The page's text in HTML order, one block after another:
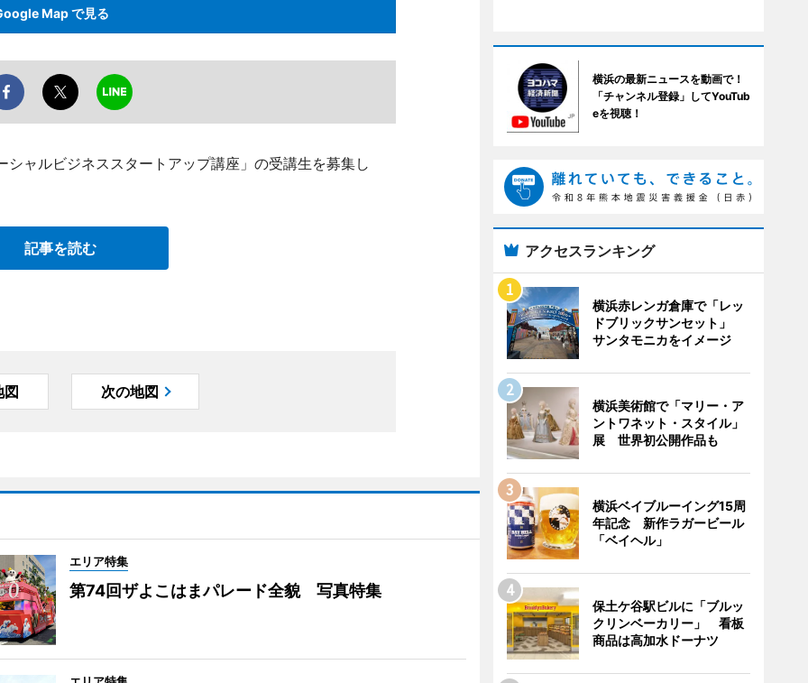
Map で見る
ャルビジネススタートアップ講座」の受講生を募集し
記事を読む
図 次の地図
エリア特集
第74回ザよこはまパレード全貌 写真特集
横浜の最新ニュースを動画で！
「チャンネル登録」してYouTub
eを視聴！
アクセスランキング
横浜赤レンガ倉庫で「レッ
ドブリックサンセット」
サンタモニカをイメージ
横浜美術館で「マリー・ア
ントワネット・スタイル」
展 世界初公開作品も
横浜ベイブルーイング15周
年記念 新作ラガービール
「ベイヘル」
保土ケ谷駅ビルに「ブルッ
クリンベーカリー」 看板
商品は高加水ドーナツ